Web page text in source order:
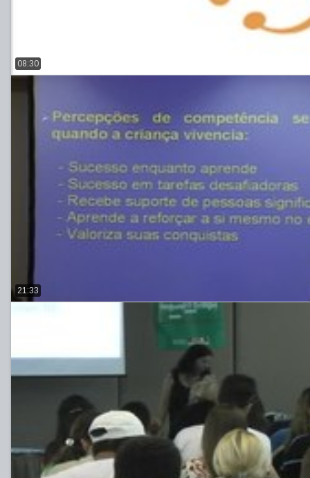
08:30
21:33